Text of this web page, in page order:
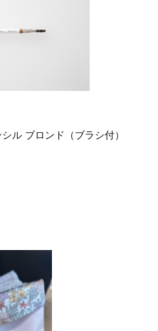
ル ブロンド（ブラシ付）